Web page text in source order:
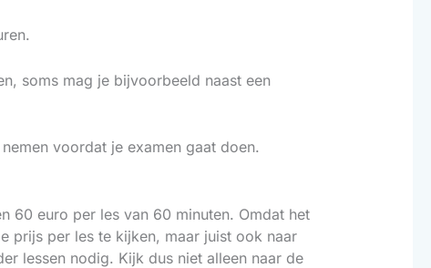
soms mag je bijvoorbeeld naast een
voordat je examen gaat doen.
60 euro per les van 60 minuten. Omdat het
prijs per les te kijken, maar juist ook naar
lessen nodig. Kijk dus niet alleen naar de